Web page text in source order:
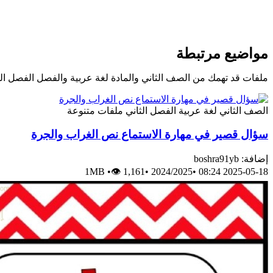
مواضيع مرتبطة
ملفات قد تهمك من الصف الثاني والمادة لغة عربية والفصل الفصل
الصف الثاني لغة عربية الفصل الثاني ملفات متنوعة
سؤال قصير في مهارة الاستماع نص الغراب والجرة
إضافة: boshra91yb
2025-05-18 08:24
•
2024/2025
•
1MB •👁 1,161